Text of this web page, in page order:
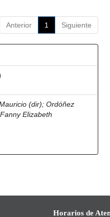
Anterior 1 Siguiente
(dir);Ordóñez
Elizabeth
Horarios de